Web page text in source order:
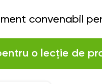
convenabil
o lecție de